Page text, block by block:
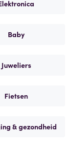
Baby
Juweliers
Fietsen
& gezondheid